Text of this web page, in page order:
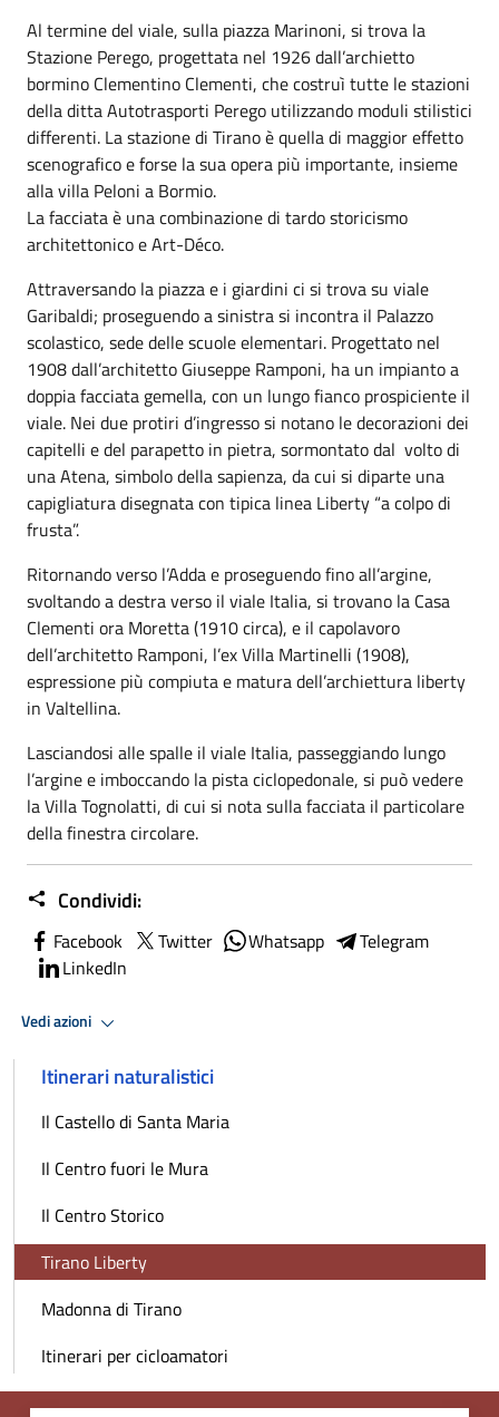
Al termine del viale, sulla piazza Marinoni, si trova la
Stazione Perego, progettata nel 1926 dall’archietto
bormino Clementino Clementi, che costruì tutte le stazioni
della ditta Autotrasporti Perego utilizzando moduli stilistici
differenti. La stazione di Tirano è quella di maggior effetto
scenografico e forse la sua opera più importante, insieme
alla villa Peloni a Bormio.
La facciata è una combinazione di tardo storicismo
architettonico e Art-Déco.
Attraversando la piazza e i giardini ci si trova su viale
Garibaldi; proseguendo a sinistra si incontra il Palazzo
scolastico, sede delle scuole elementari. Progettato nel
1908 dall’architetto Giuseppe Ramponi, ha un impianto a
doppia facciata gemella, con un lungo fianco prospiciente il
viale. Nei due protiri d’ingresso si notano le decorazioni dei
capitelli e del parapetto in pietra, sormontato dal volto di
una Atena, simbolo della sapienza, da cui si diparte una
capigliatura disegnata con tipica linea Liberty “a colpo di
frusta”.
Ritornando verso l’Adda e proseguendo fino all’argine,
svoltando a destra verso il viale Italia, si trovano la Casa
Clementi ora Moretta (1910 circa), e il capolavoro
dell’architetto Ramponi, l’ex Villa Martinelli (1908),
espressione più compiuta e matura dell’archiettura liberty
in Valtellina.
Lasciandosi alle spalle il viale Italia, passeggiando lungo
l’argine e imboccando la pista ciclopedonale, si può vedere
la Villa Tognolatti, di cui si nota sulla facciata il particolare
della finestra circolare.
Condividi:
Facebook Twitter Whatsapp
Telegram
LinkedIn
Vedi azioni
Itinerari naturalistici
Il Castello di Santa Maria
Il Centro fuori le Mura
Il Centro Storico
Tirano Liberty
Madonna di Tirano
Itinerari per cicloamatori